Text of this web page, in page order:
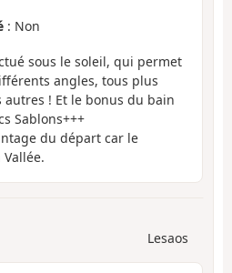
: Non
sous le soleil, qui permet
angles, tous plus
autres ! Et le bonus du bain
Sablons+++
du départ car le
Lesaos